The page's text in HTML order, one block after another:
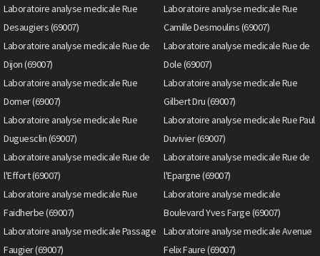
Laboratoire analyse medicale Rue
Desaugiers (69007)
Laboratoire analyse medicale Rue
Camille Desmoulins (69007)
Laboratoire analyse medicale Rue de
Dijon (69007)
Laboratoire analyse medicale Rue de
Dole (69007)
Laboratoire analyse medicale Rue
Domer (69007)
Laboratoire analyse medicale Rue
Gilbert Dru (69007)
Laboratoire analyse medicale Rue
Duguesclin (69007)
Laboratoire analyse medicale Rue Paul
Duvivier (69007)
Laboratoire analyse medicale Rue de
l'Effort (69007)
Laboratoire analyse medicale Rue de
l'Epargne (69007)
Laboratoire analyse medicale Rue
Faidherbe (69007)
Laboratoire analyse medicale
Boulevard Yves Farge (69007)
Laboratoire analyse medicale Passage
Faugier (69007)
Laboratoire analyse medicale Avenue
Felix Faure (69007)